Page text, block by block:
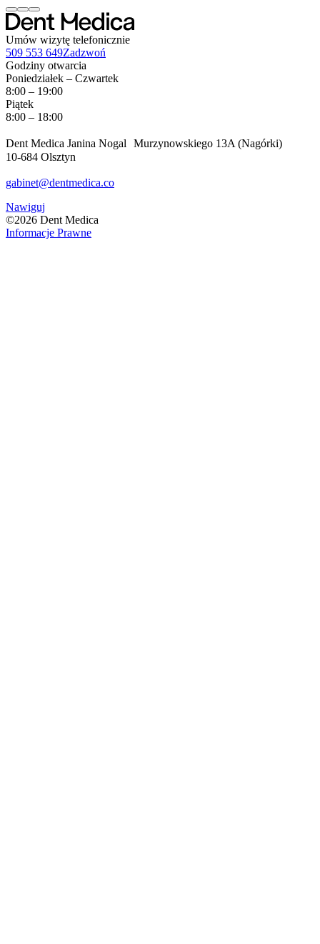
Umów wizytę telefonicznie
509 553 649Zadzwoń
Godziny otwarcia
Poniedziałek – Czwartek
8:00 – 19:00
Piątek
8:00 – 18:00
Dent Medica Janina Nogal Murzynowskiego 13A (Nagórki)
10-684 Olsztyn
gabinet@dentmedica.co
Nawiguj
©2026 Dent Medica
Informacje Prawne